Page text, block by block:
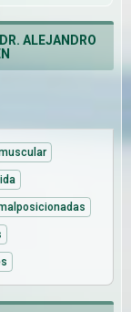
ALEJANDRO